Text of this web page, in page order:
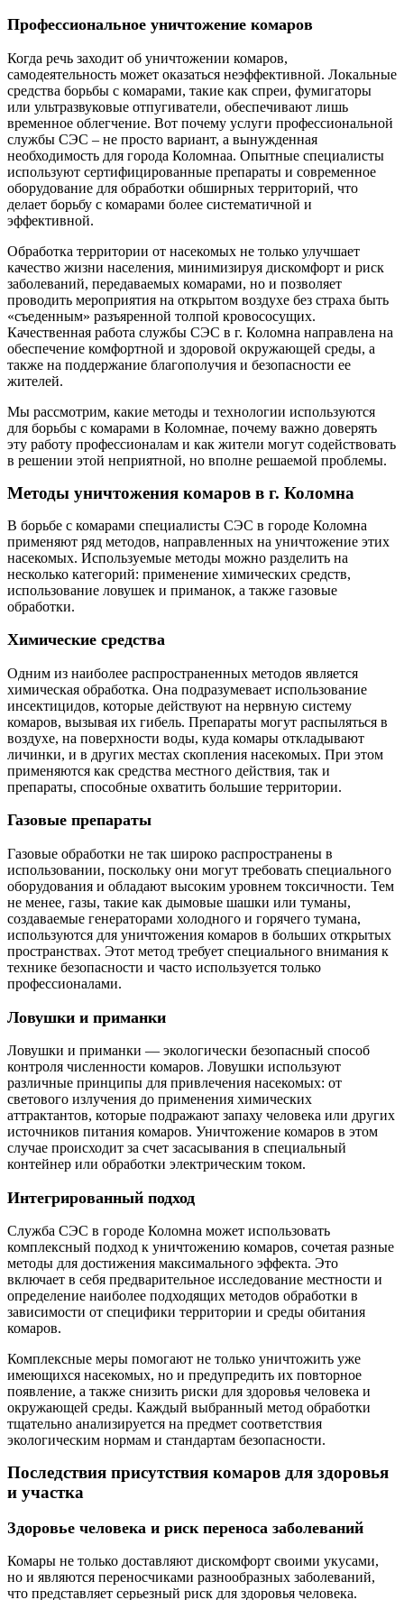
Профессиональное уничтожение комаров
Когда речь заходит об уничтожении комаров,
самодеятельность может оказаться неэффективной. Локальные
средства борьбы с комарами, такие как спреи, фумигаторы
или ультразвуковые отпугиватели, обеспечивают лишь
временное облегчение. Вот почему услуги профессиональной
службы СЭС – не просто вариант, а вынужденная
необходимость для города Коломнаа. Опытные специалисты
используют сертифицированные препараты и современное
оборудование для обработки обширных территорий, что
делает борьбу с комарами более систематичной и
эффективной.
Обработка территории от насекомых не только улучшает
качество жизни населения, минимизируя дискомфорт и риск
заболеваний, передаваемых комарами, но и позволяет
проводить мероприятия на открытом воздухе без страха быть
«съеденным» разъяренной толпой кровососущих.
Качественная работа службы СЭС в г. Коломна направлена на
обеспечение комфортной и здоровой окружающей среды, а
также на поддержание благополучия и безопасности ее
жителей.
Мы рассмотрим, какие методы и технологии используются
для борьбы с комарами в Коломнае, почему важно доверять
эту работу профессионалам и как жители могут содействовать
в решении этой неприятной, но вполне решаемой проблемы.
Методы уничтожения комаров в г. Коломна
В борьбе с комарами специалисты СЭС в городе Коломна
применяют ряд методов, направленных на уничтожение этих
насекомых. Используемые методы можно разделить на
несколько категорий: применение химических средств,
использование ловушек и приманок, а также газовые
обработки.
Химические средства
Одним из наиболее распространенных методов является
химическая обработка. Она подразумевает использование
инсектицидов, которые действуют на нервную систему
комаров, вызывая их гибель. Препараты могут распыляться в
воздухе, на поверхности воды, куда комары откладывают
личинки, и в других местах скопления насекомых. При этом
применяются как средства местного действия, так и
препараты, способные охватить большие территории.
Газовые препараты
Газовые обработки не так широко распространены в
использовании, поскольку они могут требовать специального
оборудования и обладают высоким уровнем токсичности. Тем
не менее, газы, такие как дымовые шашки или туманы,
создаваемые генераторами холодного и горячего тумана,
используются для уничтожения комаров в больших открытых
пространствах. Этот метод требует специального внимания к
технике безопасности и часто используется только
профессионалами.
Ловушки и приманки
Ловушки и приманки — экологически безопасный способ
контроля численности комаров. Ловушки используют
различные принципы для привлечения насекомых: от
светового излучения до применения химических
аттрактантов, которые подражают запаху человека или других
источников питания комаров. Уничтожение комаров в этом
случае происходит за счет засасывания в специальный
контейнер или обработки электрическим током.
Интегрированный подход
Служба СЭС в городе Коломна может использовать
комплексный подход к уничтожению комаров, сочетая разные
методы для достижения максимального эффекта. Это
включает в себя предварительное исследование местности и
определение наиболее подходящих методов обработки в
зависимости от специфики территории и среды обитания
комаров.
Комплексные меры помогают не только уничтожить уже
имеющихся насекомых, но и предупредить их повторное
появление, а также снизить риски для здоровья человека и
окружающей среды. Каждый выбранный метод обработки
тщательно анализируется на предмет соответствия
экологическим нормам и стандартам безопасности.
Последствия присутствия комаров для здоровья
и участка
Здоровье человека и риск переноса заболеваний
Комары не только доставляют дискомфорт своими укусами,
но и являются переносчиками разнообразных заболеваний,
что представляет серьезный риск для здоровья человека.